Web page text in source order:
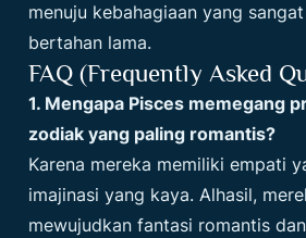
menuju kebahagiaan yang
bertahan lama.
FAQ (Frequently Asked
1. Mengapa Pisces memegang
zodiak yang paling romantis?
Karena mereka memiliki empati
imajinasi yang kaya. Alhasil,
mewujudkan fantasi romantis